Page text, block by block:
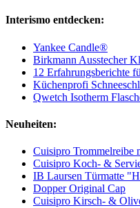
Interismo entdecken:
Yankee Candle®
Birkmann Ausstecher
12 Erfahrungsberichte
Küchenprofi
Qwetch Isotherm
Neuheiten:
Cuisipro Trommelreibe
Cuisipro Koch- &
IB Laursen Türmatte
Dopper Original Cap
Cuisipro Kirsch- &